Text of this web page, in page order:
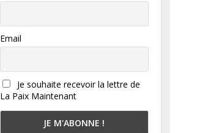
Email
Je souhaite recevoir la lettre de
La Paix Maintenant